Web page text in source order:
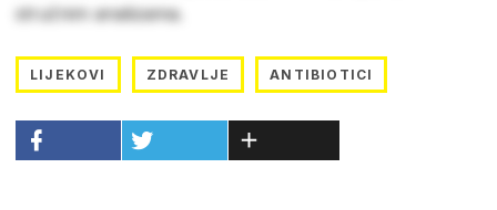
stručnim analizama.
LIJEKOVI ZDRAVLJE ANTIBIOTICI